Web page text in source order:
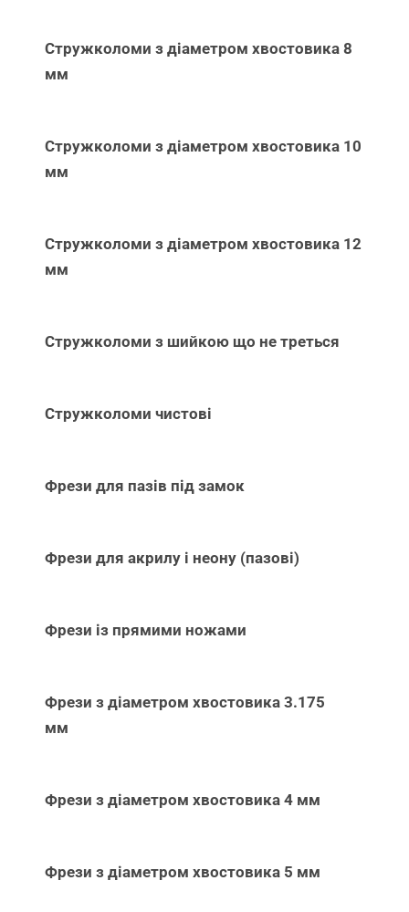
Стружколоми з діаметром хвостовика 8
мм
Стружколоми з діаметром хвостовика 10
мм
Стружколоми з діаметром хвостовика 12
мм
Стружколоми з шийкою що не треться
Стружколоми чистові
Фрези для пазів під замок
Фрези для акрилу і неону (пазові)
Фрези із прямими ножами
Фрези з діаметром хвостовика 3.175
мм
Фрези з діаметром хвостовика 4 мм
Фрези з діаметром хвостовика 5 мм